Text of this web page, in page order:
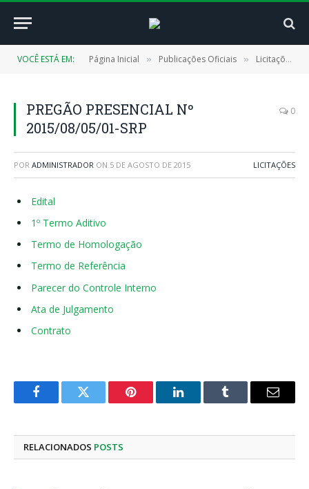
VOCÊ ESTÁ EM: Página Inicial » Publicações Oficiais » Licitações
PREGÃO PRESENCIAL Nº
2015/08/05/01-SRP
0
POR ADMINISTRADOR ON 5 DE AGOSTO DE 2015 LICITAÇÕES
Edital
1º Termo Aditivo
Termo de Homologação
Termo de Referência
Parecer do Controle Interno
Ata de Julgamento
Contrato
FacebookTwitter Pinterest LinkedInTumblr
E-
RELACIONADOS POSTS